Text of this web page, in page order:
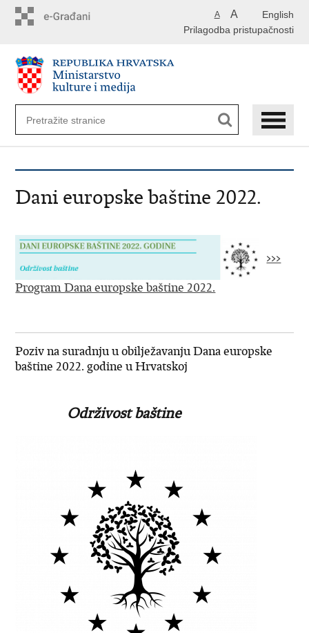
English
A A
Prilagodba pristupačnosti
Dani europske baštine 2022.
>>>
Program Dana europske baštine 2022.
Poziv na suradnju u obilježavanju Dana europske
baštine 2022. godine u Hrvatskoj
Održivost baštine